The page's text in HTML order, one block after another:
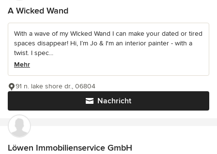
A Wicked Wand
With a wave of my WIcked Wand I can make your dated or tired
spaces disappear! Hi, I’m Jo & I'm an interior painter - with a
twist. I spec...
Mehr
Nachricht
91 n. lake shore dr., 06804
Löwen Immobilienservice GmbH